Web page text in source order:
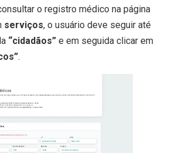
o registro médico na página
serviços, o usuário deve seguir até
“cidadãos”e em seguida clicar em
.